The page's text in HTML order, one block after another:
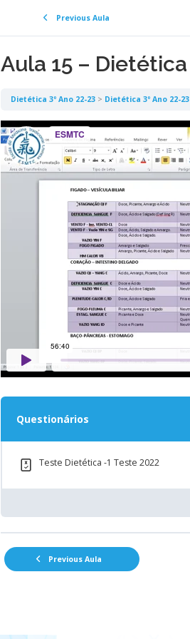
Previous Aula
Aula 15 – Dietética
Dietética 3º Ano 22-23 Dietética 3º Ano 22-23
Questionários
Teste Dietética -1 Teste 2022
Previous Aula